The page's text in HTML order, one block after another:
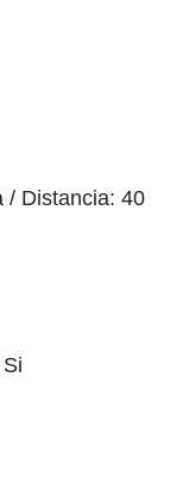
/ Distancia: 40